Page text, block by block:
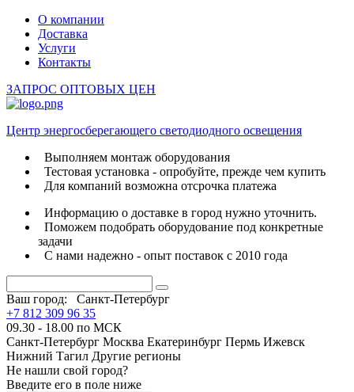
О компании
Доставка
Услуги
Контакты
ЗАПРОС ОПТОВЫХ ЦЕН
Центр энергосберегающего светодиодного освещения
Выполняем монтаж оборудования
Тестовая установка - опробуйте, прежде чем купить
Для компаний возможна отсрочка платежа
Информацию о доставке в город нужно уточнить.
Поможем подобрать оборудование под конкретные
задачи
С нами надежно - опыт поставок с 2010 года
Ваш город:
Санкт-Петербург
+7 812 309 96 35
09.30 - 18.00 по МСК
Санкт-Петербург Москва Екатеринбург Пермь Ижевск
Нижний Тагил Другие регионы
Не нашли свой город?
Введите его в поле ниже